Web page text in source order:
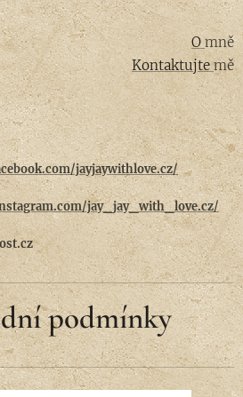
Omně
Kontaktujtemě
jayjaywithlove.cz/
jay_jay_with_love.cz/
podmínky